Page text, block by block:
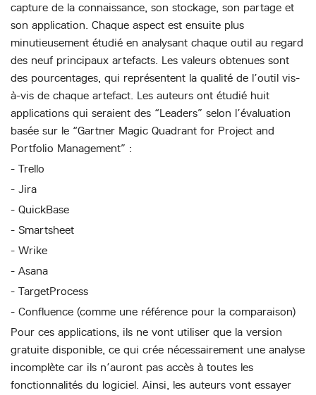
capture de la connaissance, son stockage, son partage et
son application. Chaque aspect est ensuite plus
minutieusement étudié en analysant chaque outil au regard
des neuf principaux artefacts. Les valeurs obtenues sont
des pourcentages, qui représentent la qualité de l’outil vis-
à-vis de chaque artefact. Les auteurs ont étudié huit
applications qui seraient des “Leaders” selon l’évaluation
basée sur le “Gartner Magic Quadrant for Project and
Portfolio Management” :
- Trello
- Jira
- QuickBase
- Smartsheet
- Wrike
- Asana
- TargetProcess
- Confluence (comme une référence pour la comparaison)
Pour ces applications, ils ne vont utiliser que la version
gratuite disponible, ce qui crée nécessairement une analyse
incomplète car ils n’auront pas accès à toutes les
fonctionnalités du logiciel. Ainsi, les auteurs vont essayer